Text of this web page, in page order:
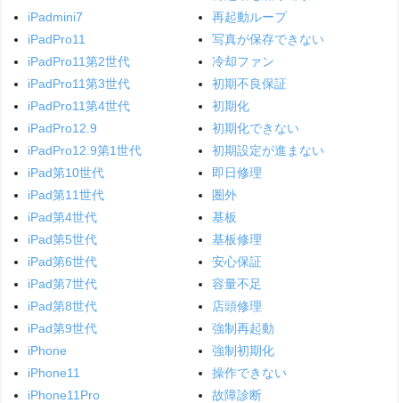
iPadmini7
iPadPro11
iPadPro11第2世代
iPadPro11第3世代
iPadPro11第4世代
iPadPro12.9
iPadPro12.9第1世代
iPad第10世代
iPad第11世代
iPad第4世代
iPad第5世代
iPad第6世代
iPad第7世代
iPad第8世代
iPad第9世代
iPhone
iPhone11
iPhone11Pro
再起動ループ
写真が保存できない
冷却ファン
初期不良保証
初期化
初期化できない
初期設定が進まない
即日修理
圏外
基板
基板修理
安心保証
容量不足
店頭修理
強制再起動
強制初期化
操作できない
故障診断